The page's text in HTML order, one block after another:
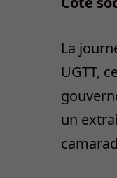
La
UGTT,
un